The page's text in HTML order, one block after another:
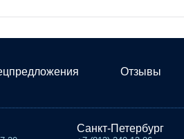
Отзывы
Санкт-Петербург